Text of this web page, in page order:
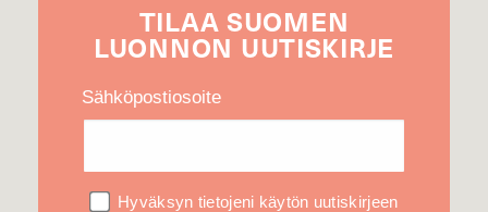
TILAA SUOMEN
LUONNON UUTIS­KIRJE
Sähköpostiosoite
Hyväksyn tietojeni käytön uutiskirjeen